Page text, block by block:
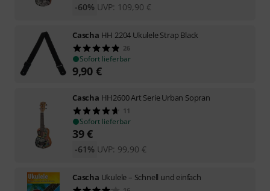
UVP: 109,90 €
-60%
Cascha HH 2204 Ukulele Strap Black
26
Sofort lieferbar
9,90 €
Cascha HH2600 Art Serie Urban Sopran
11
Sofort lieferbar
39€
UVP: 99,90 €
-61%
Cascha Ukulele – Schnell und einfach